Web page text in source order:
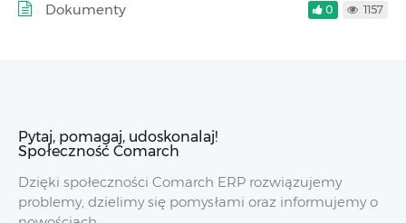
Dokumenty 0 1157
Pytaj, pomagaj, udoskonalaj!
Społeczność Comarch
Dzięki społeczności Comarch ERP rozwiązujemy
problemy, dzielimy się pomysłami oraz informujemy o